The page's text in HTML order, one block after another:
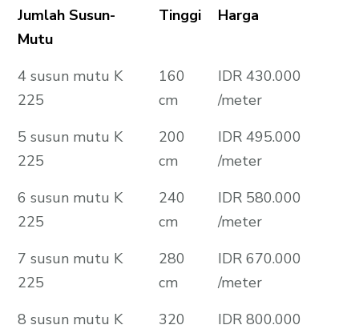
Jumlah Susun-
Mutu
Tinggi Harga
4 susun mutu K
225
160
cm
IDR 430.000
/meter
5 susun mutu K
225
200
cm
IDR 495.000
/meter
6 susun mutu K
225
240
cm
IDR 580.000
/meter
7 susun mutu K
225
280
cm
IDR 670.000
/meter
8 susun mutu K
320
IDR 800.000